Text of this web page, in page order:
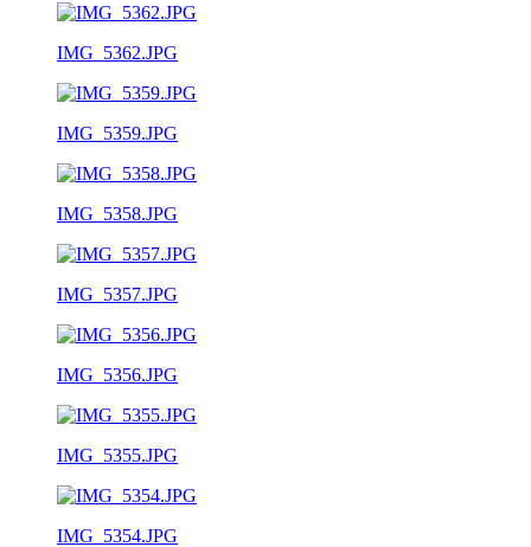
IMG_5362.JPG
IMG_5359.JPG
IMG_5358.JPG
IMG_5357.JPG
IMG_5356.JPG
IMG_5355.JPG
IMG_5354.JPG